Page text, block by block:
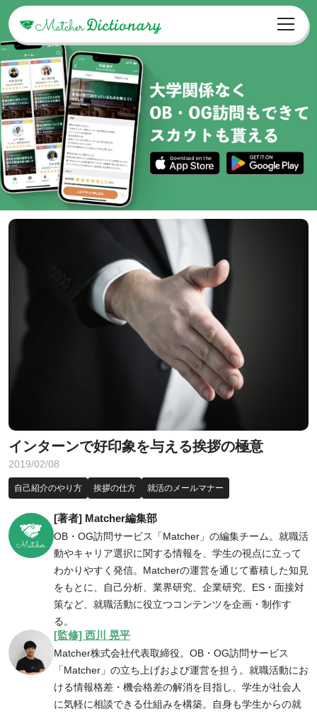
インターンで好印象を与える挨拶の極意
2019/02/08
自己紹介のやり方 挨拶の仕方 就活のメールマナー
[著者] Matcher編集部
OB・OG訪問サービス「Matcher」の編集チーム。就職活
動やキャリア選択に関する情報を、学生の視点に立って
わかりやすく発信。Matcherの運営を通じて蓄積した知見
をもとに、自己分析、業界研究、企業研究、ES・面接対
策など、就職活動に役立つコンテンツを企画・制作す
る。
[監修] 西川 晃平
Matcher株式会社代表取締役。OB・OG訪問サービス
「Matcher」の立ち上げおよび運営を担う。就職活動にお
ける情報格差・機会格差の解消を目指し、学生が社会人
に気軽に相談できる仕組みを構築。自身も学生からの就